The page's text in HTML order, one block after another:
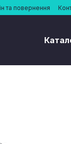
та повернення